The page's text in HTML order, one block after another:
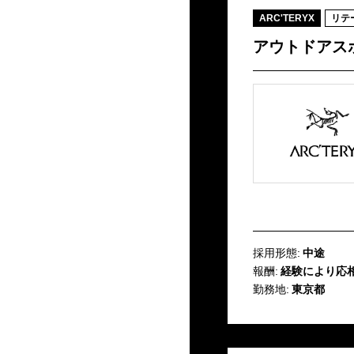
ARC'TERYX リテ
アウトドア
採用形態: 中途
報酬: 経験により応
勤務地: 東京都